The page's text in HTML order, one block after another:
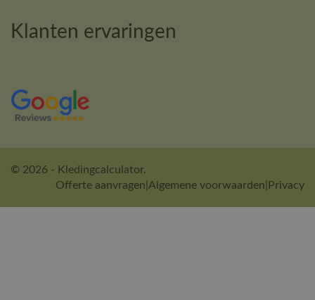
Klanten ervaringen
© 2026 - Kledingcalculator.
Offerte aanvragen Algemene voorwaarden Privacy